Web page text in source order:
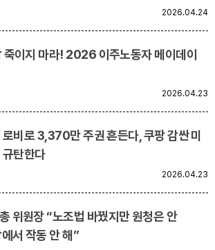
2026.04.24
이지 마라! 2026 이주노동자 메이데이
2026.04.23
비로 3,370만 주권 흔든다, 쿠팡 감싼 미
탄한다
2026.04.23
위원장 “노조법 바꿨지만 원청은 안
서 작동 안 해”